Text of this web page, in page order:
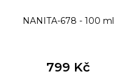
NANITA-678 - 100 ml
799 Kč